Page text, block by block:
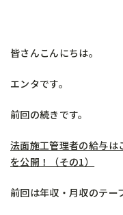
皆さんこんにちは。
エンタです。
前回の続きです。
法面施工管理者の給与は
を公開！（その1）
前回は年収・月収のテー